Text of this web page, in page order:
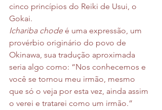
cinco princípios do Reiki de Usui, o
Gokai.
Ichariba chode é uma expressão, um
provérbio originário do povo de
Okinawa, sua tradução aproximada
seria algo como: “Nos conhecemos e
você se tornou meu irmão, mesmo
que só o veja por esta vez, ainda assim
o verei e tratarei como um irmão.”